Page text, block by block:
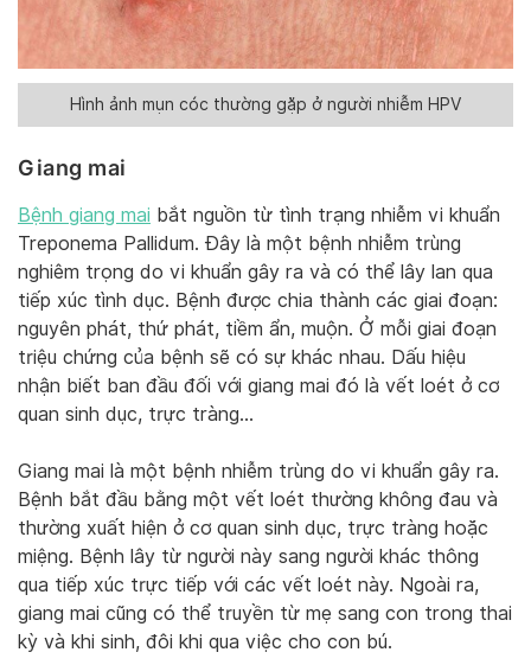
Hình ảnh mụn cóc thường gặp ở người nhiễm HPV
Giang mai
Bệnh giang mai bắt nguồn từ tình trạng nhiễm vi khuẩn
Treponema Pallidum. Đây là một bệnh nhiễm trùng
nghiêm trọng do vi khuẩn gây ra và có thể lây lan qua
tiếp xúc tình dục. Bệnh được chia thành các giai đoạn:
nguyên phát, thứ phát, tiềm ẩn, muộn. Ở mỗi giai đoạn
triệu chứng của bệnh sẽ có sự khác nhau. Dấu hiệu
nhận biết ban đầu đối với giang mai đó là vết loét ở cơ
quan sinh dục, trực tràng…
Giang mai là một bệnh nhiễm trùng do vi khuẩn gây ra.
Bệnh bắt đầu bằng một vết loét thường không đau và
thường xuất hiện ở cơ quan sinh dục, trực tràng hoặc
miệng. Bệnh lây từ người này sang người khác thông
qua tiếp xúc trực tiếp với các vết loét này. Ngoài ra,
giang mai cũng có thể truyền từ mẹ sang con trong thai
kỳ và khi sinh, đôi khi qua việc cho con bú.